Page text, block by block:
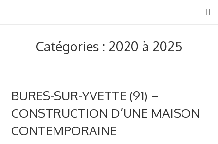
Catégories : 2020 à 2025
BURES-SUR-YVETTE (91) –
CONSTRUCTION D’UNE MAISON
CONTEMPORAINE